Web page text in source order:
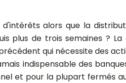
d'intérêts alors que la
plus de trois semaines ? La
qui nécessite des
indispensable des
et pour la plupart fermés